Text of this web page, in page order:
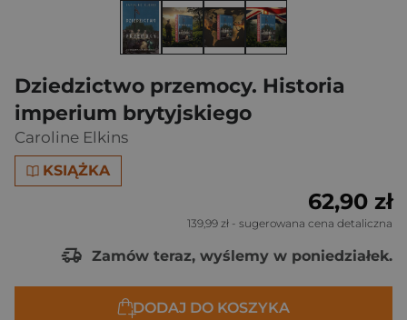
Dziedzictwo przemocy. Historia
imperium brytyjskiego
Caroline Elkins
KSIĄŻKA
62,90 zł
139,99 zł - sugerowana cena detaliczna
Zamów teraz, wyślemy w poniedziałek.
DODAJ DO KOSZYKA